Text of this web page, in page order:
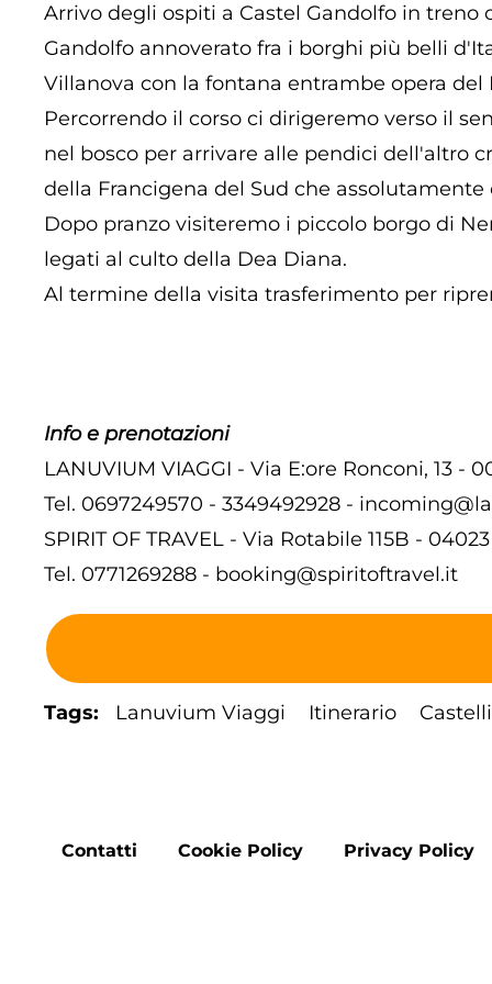
Arrivo degli ospiti a Castel Gandolfo in
Gandolfo annoverato fra i borghi più belli
Villanova con la fontana entrambe opera del
Percorrendo il corso ci dirigeremo verso il
nel bosco per arrivare alle pendici dell'altro
della Francigena del Sud che
Dopo pranzo visiteremo i piccolo borgo di
legati al culto della Dea Diana.
Al termine della visita trasferimento per
Info e prenotazioni
LANUVIUM VIAGGI - Via E:ore Ronconi, 13 -
Tel. 0697249570 - 3349492928 -
SPIRIT OF TRAVEL - Via Rotabile 115B -
Tel. 0771269288 - booking@spiritoftravel.it
Tags Lanuvium Viaggi Itinerario
Footer
Contatti Cookie Policy Privacy Policy